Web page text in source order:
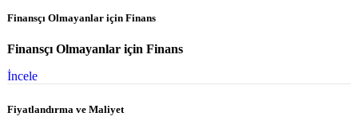
Finansçı Olmayanlar için Finans
Finansçı Olmayanlar için Finans
İncele
Fiyatlandırma ve Maliyet